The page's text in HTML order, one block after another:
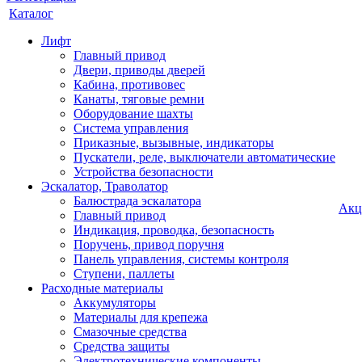
Каталог
Лифт
Главный привод
Двери, приводы дверей
Кабина, противовес
Канаты, тяговые ремни
Оборудование шахты
Система управления
Приказные, вызывные, индикаторы
Пускатели, реле, выключатели автоматические
Устройства безопасности
Эскалатор, Траволатор
Балюстрада эскалатора
Главный привод
Индикация, проводка, безопасность
Поручень, привод поручня
Панель управления, системы контроля
Ступени, паллеты
Расходные материалы
Аккумуляторы
Материалы для крепежа
Смазочные средства
Средства защиты